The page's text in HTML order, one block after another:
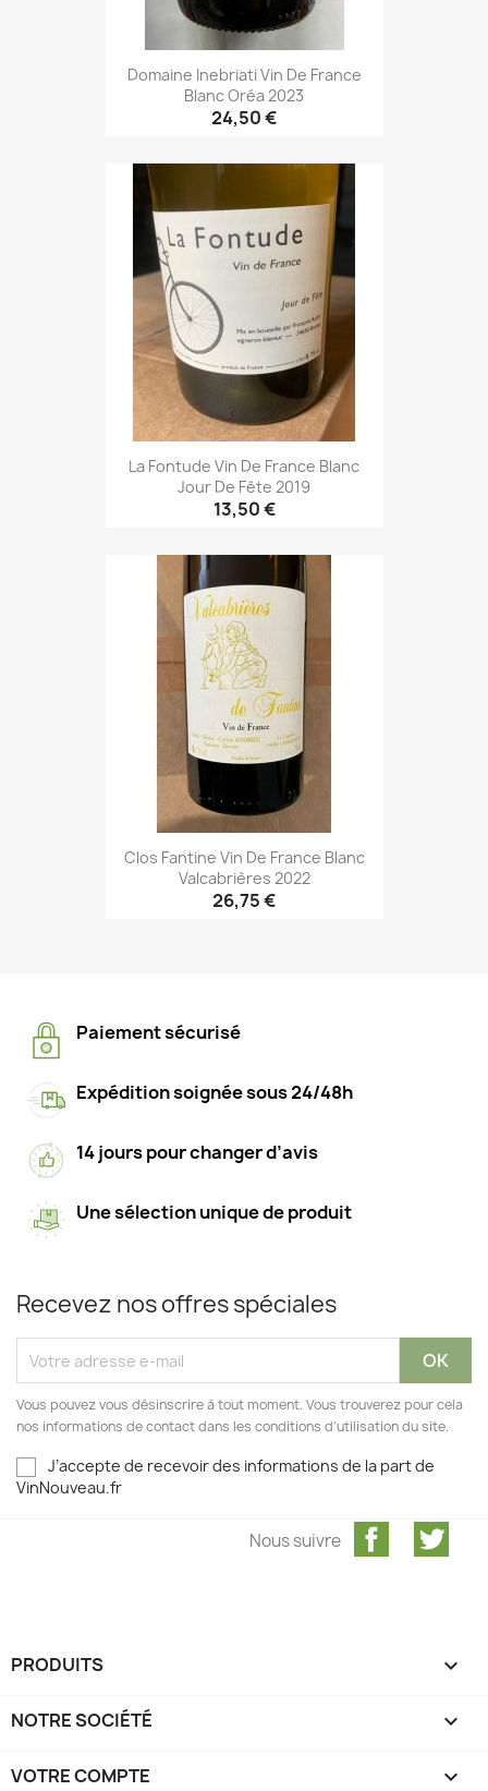
Domaine Inebriati Vin De France
Blanc Oréa 2023
24,50 €
La Fontude Vin De France Blanc
Jour De Fête 2019
13,50 €
Clos Fantine Vin De France Blanc
Valcabrières 2022
26,75 €
Paiement sécurisé
Expédition soignée sous 24/48h
14 jours pour changer d’avis
Une sélection unique de produit
Recevez nos offres spéciales
Vous pouvez vous désinscrire à tout moment. Vous trouverez pour cela
nos informations de contact dans les conditions d'utilisation du site.
J’accepte de recevoir des informations de la part de
VinNouveau.fr
Facebook
Nous suivre
PRODUITS 
NOTRE SOCIÉTÉ 
VOTRE COMPTE 